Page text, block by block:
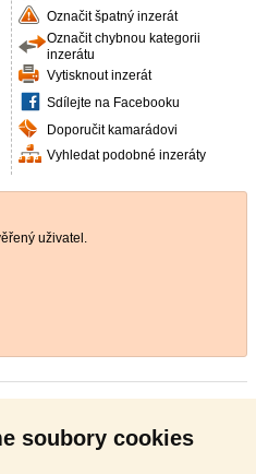
soubory cookies
Označit špatný inzerát
Označit chybnou kategorii
inzerátu
Vytisknout inzerát
Sdílejte na Facebooku
Doporučit kamarádovi
Vyhledat podobné inzeráty
uživatel.
, Reklama,Podmínky,Ochrana údajů